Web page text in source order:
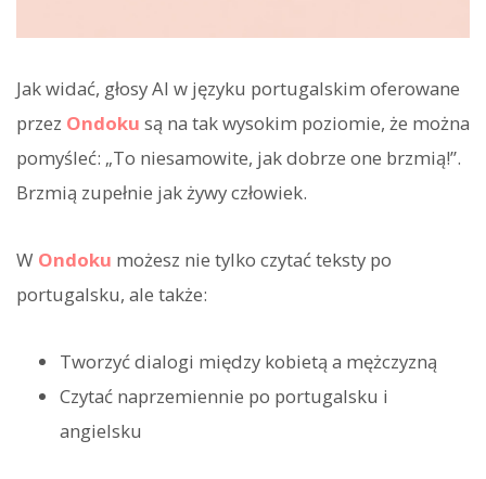
Jak widać, głosy AI w języku portugalskim oferowane
przez Ondoku są na tak wysokim poziomie, że można
pomyśleć: „To niesamowite, jak dobrze one brzmią!”.
Brzmią zupełnie jak żywy człowiek.
W Ondoku możesz nie tylko czytać teksty po
portugalsku, ale także:
Tworzyć dialogi między kobietą a mężczyzną
Czytać naprzemiennie po portugalsku i
angielsku